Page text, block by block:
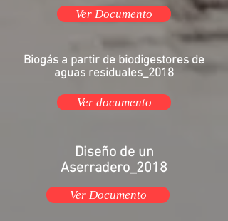
Ver Documento
Biogás a partir de biodigestores de
aguas residuales_2018
Ver documento
Diseño de un
Aserradero_2018
Ver Documento